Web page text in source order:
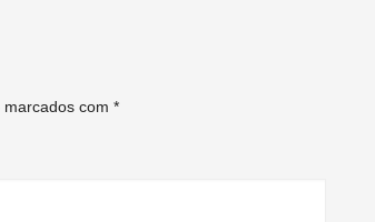
com *